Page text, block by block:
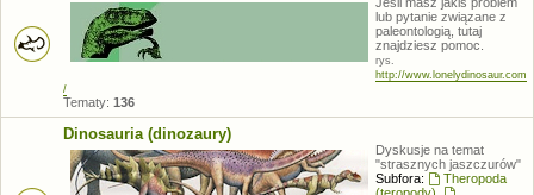
lub pytanie związane z
paleontologią, tutaj
znajdziesz pomoc.
rys.
http://www.lonelydinosaur.com
/
Tematy: 136
Dinosauria (dinozaury)
Dyskusje na temat
"strasznych jaszczurów"
Subfora:
Theropoda